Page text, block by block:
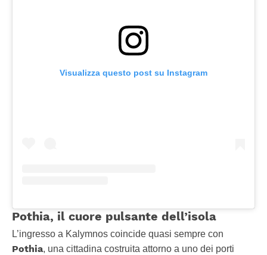
Visualizza questo post su Instagram
Pothia, il cuore pulsante dell’isola
L’ingresso a Kalymnos coincide quasi sempre con
Pothia, una cittadina costruita attorno a uno dei porti